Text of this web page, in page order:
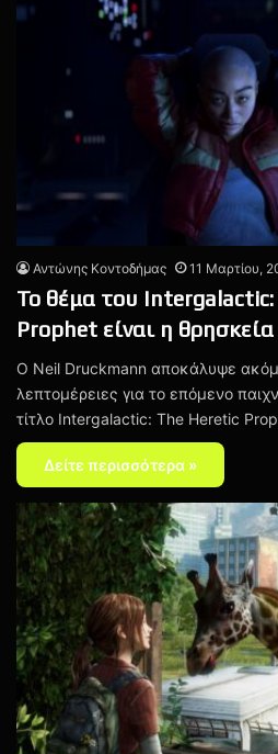
Αντώνης Κοντοδήμας 11 Μαρτίου,
Το θέμα του
Prophet είναι η
Ο Neil Druckmann αποκάλυψε
λεπτομέρειες για το επόμενο
τίτλο Intergalactic: The Heretic
Δείτε περισσότερα »